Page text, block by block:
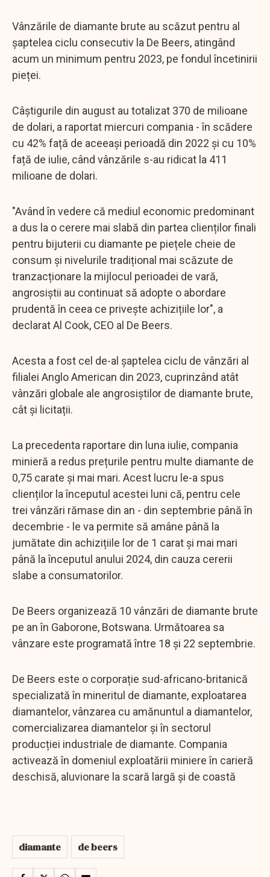
Vânzările de diamante brute au scăzut pentru al
șaptelea ciclu consecutiv la De Beers, atingând
acum un minimum pentru 2023, pe fondul încetinirii
pieței.
Câștigurile din august au totalizat 370 de milioane
de dolari, a raportat miercuri compania - în scădere
cu 42% față de aceeași perioadă din 2022 și cu 10%
față de iulie, când vânzările s-au ridicat la 411
milioane de dolari.
"Având în vedere că mediul economic predominant
a dus la o cerere mai slabă din partea clienților finali
pentru bijuterii cu diamante pe piețele cheie de
consum și nivelurile tradițional mai scăzute de
tranzacționare la mijlocul perioadei de vară,
angrosiștii au continuat să adopte o abordare
prudentă în ceea ce privește achizițiile lor", a
declarat Al Cook, CEO al De Beers.
Acesta a fost cel de-al șaptelea ciclu de vânzări al
filialei Anglo American din 2023, cuprinzând atât
vânzări globale ale angrosiștilor de diamante brute,
cât și licitații.
La precedenta raportare din luna iulie, compania
minieră a redus prețurile pentru multe diamante de
0,75 carate și mai mari. Acest lucru le-a spus
clienților la începutul acestei luni că, pentru cele
trei vânzări rămase din an - din septembrie până în
decembrie - le va permite să amâne până la
jumătate din achizițiile lor de 1 carat și mai mari
până la începutul anului 2024, din cauza cererii
slabe a consumatorilor.
De Beers organizează 10 vânzări de diamante brute
pe an în Gaborone, Botswana. Următoarea sa
vânzare este programată între 18 și 22 septembrie.
De Beers este o corporație sud-africano-britanică
specializată în mineritul de diamante, exploatarea
diamantelor, vânzarea cu amănuntul a diamantelor,
comercializarea diamantelor și în sectorul
producției industriale de diamante. Compania
activează în domeniul exploatării miniere în carieră
deschisă, aluvionare la scară largă și de coastă
diamante de beers